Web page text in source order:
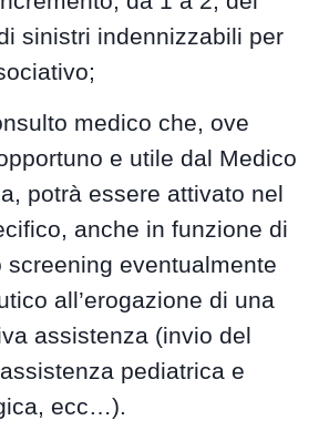
sinistri indennizzabili per
medico che, ove
e utile dal Medico
potrà essere attivato nel
anche in funzione di
screening eventualmente
all’erogazione di una
assistenza (invio del
pediatrica e
ecc…).